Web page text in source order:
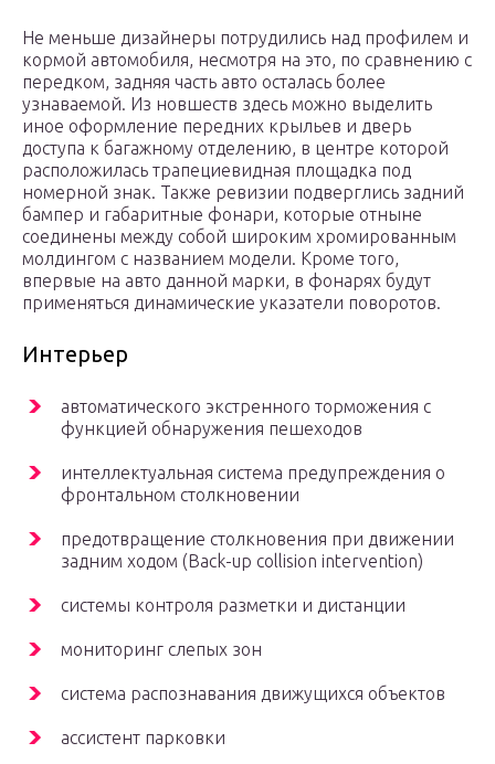
Не меньше дизайнеры потрудились над профилем и
кормой автомобиля, несмотря на это, по сравнению с
передком, задняя часть авто осталась более
узнаваемой. Из новшеств здесь можно выделить
иное оформление передних крыльев и дверь
доступа к багажному отделению, в центре которой
расположилась трапециевидная площадка под
номерной знак. Также ревизии подверглись задний
бампер и габаритные фонари, которые отныне
соединены между собой широким хромированным
молдингом с названием модели. Кроме того,
впервые на авто данной марки, в фонарях будут
применяться динамические указатели поворотов.
Интерьер
автоматического экстренного торможения с
функцией обнаружения пешеходов
интеллектуальная система предупреждения о
фронтальном столкновении
предотвращение столкновения при движении
задним ходом (Back-up collision intervention)
системы контроля разметки и дистанции
мониторинг слепых зон
система распознавания движущихся объектов
ассистент парковки